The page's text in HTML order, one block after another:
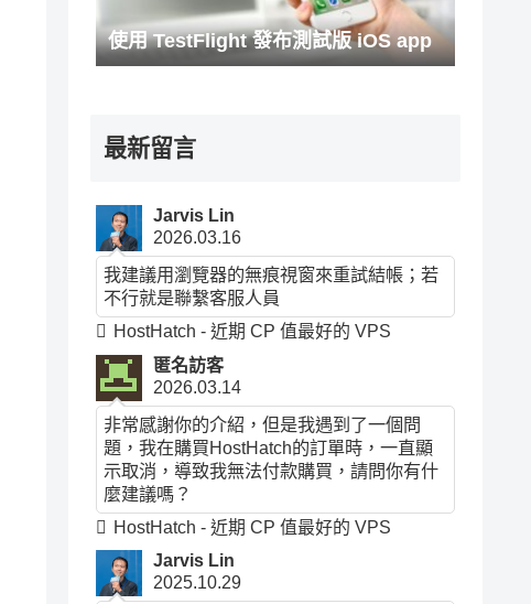
使用 TestFlight 發布測試版 iOS app
最新留言
Jarvis Lin
2026.03.16
我建議用瀏覽器的無痕視窗來重試結帳；若
不行就是聯繫客服人員
HostHatch - 近期 CP 值最好的 VPS
匿名訪客
2026.03.14
非常感謝你的介紹，但是我遇到了一個問
題，我在購買HostHatch的訂單時，一直顯
示取消，導致我無法付款購買，請問你有什
麼建議嗎？
HostHatch - 近期 CP 值最好的 VPS
Jarvis Lin
2025.10.29